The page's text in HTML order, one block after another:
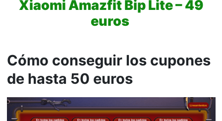
Xiaomi Amazfit Bip Lite – 49
euros
Cómo conseguir los cupones
de hasta 50 euros